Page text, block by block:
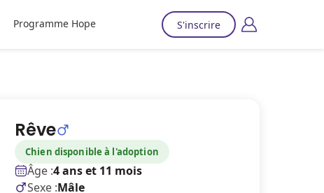
Programme Hope S'inscrire
Rêve
Chien disponible à l'adoption
Âge :4 ans et 11 mois
Sexe :Mâle